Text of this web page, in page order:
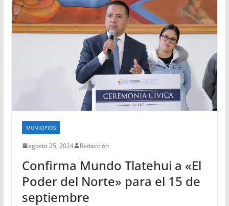
MUNICIPIOS
agosto 25, 2024 Redacción
Confirma Mundo Tlatehui a «El
Poder del Norte» para el 15 de
septiembre